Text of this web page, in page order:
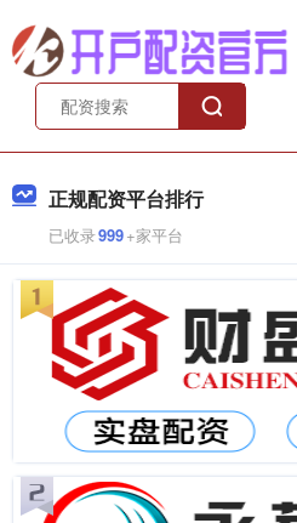
正规配资平台排行
已收录999+家平台